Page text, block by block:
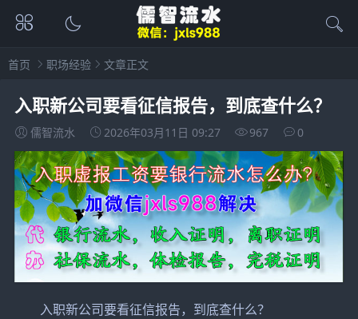
首页 职场经验 文章正文
入职新公司要看征信报告，到底查什么？
儒智流水 2026年03月11日 09:27 967 0
入职新公司要看征信报告，到底查什么？